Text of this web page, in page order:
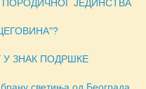
ЈЕДИНСТВА
У ЗНАК ПОДРШКЕ